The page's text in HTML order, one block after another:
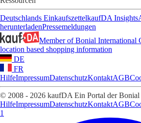
Deutschlands EinkaufszettelkaufDA Insights
herunterladenPressemeldungen
Member of Bonial International
location based shopping information
DE
FR
HilfeImpressumDatenschutzKontaktAGB
© 2008 - 2026 kaufDA Ein Portal der
HilfeImpressumDatenschutzKontaktAGB
1